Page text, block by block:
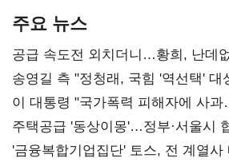
주요 뉴스
공급 속도전 외치더니…황희, 난데
리모델링' 제안
송영길 측 "정청래, 국힘 '역선택'
총선 지휘 못해"
이 대통령 "국가폭력 피해자에 사
진실 밝혀야"
주택공급 '동상이몽'…정부·서울시
'금융복합기업집단' 토스, 전 계열사